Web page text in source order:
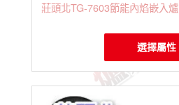
莊頭北TG-7603節能內焰嵌入爐
選擇屬性